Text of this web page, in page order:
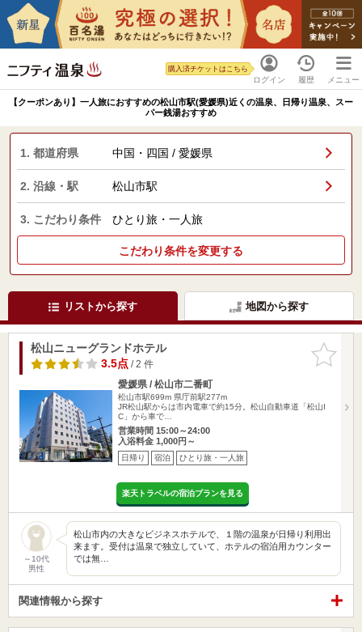
ログイン
購入済チケットはこちら
履歴 メニュー
【クーポンあり】一人旅におすすめの松山市駅(愛媛県)近くの温泉、日帰り温泉、スー
パー銭湯おすすめ
1. 都道府県 中国・四国 / 愛媛県
2. 沿線・駅 松山市駅
3. こだわり条件 ひとり旅・一人旅
こだわり条件を変更する
リストから探す 地図から探す
お気に入
りに追加
松山ニューグランドホテル
3.5点/ 2 件
愛媛県 / 松山市二番町
松山市駅699m 県庁前駅277m
JR松山駅からは市内電車で約15分。松山自動車道「松山I
C」から車で…
営業時間 15:00～24:00
入浴料金 1,000円～
日帰り 宿泊 ひとり旅・一人旅
楽天トラベルの宿泊プランを見る
～10代
男性
松山市内の大きなビジネスホテルで、１階の温泉が日帰り利用出
来ます。受付は温泉で独立していて、ホテルの宿泊用カウンター
では無…
関連情報から探す